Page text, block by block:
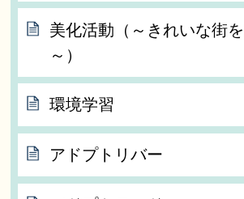
美化活動（～きれいな街
～）
環境学習
アドプトリバー